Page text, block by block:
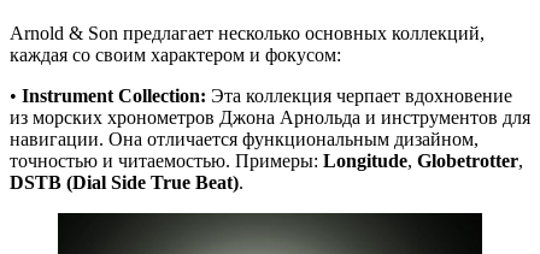
Arnold & Son предлагает несколько основных коллекций,
каждая со своим характером и фокусом:
• Instrument Collection: Эта коллекция черпает вдохновение
из морских хронометров Джона Арнольда и инструментов для
навигации. Она отличается функциональным дизайном,
точностью и читаемостью. Примеры: Longitude, Globetrotter,
DSTB (Dial Side True Beat).